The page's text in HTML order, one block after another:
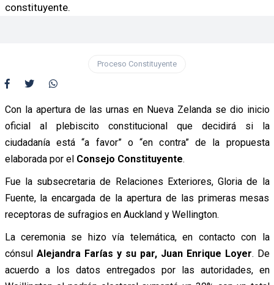
constituyente.
Proceso Constituyente
Con la apertura de las urnas en Nueva Zelanda se dio inicio
oficial al plebiscito constitucional que decidirá si la
ciudadanía está “a favor” o “en contra” de la propuesta
elaborada por el Consejo Constituyente.
Fue la subsecretaria de Relaciones Exteriores, Gloria de la
Fuente, la encargada de la apertura de las primeras mesas
receptoras de sufragios en Auckland y Wellington.
La ceremonia se hizo vía telemática, en contacto con la
cónsul Alejandra Farías y su par, Juan Enrique Loyer. De
acuerdo a los datos entregados por las autoridades, en